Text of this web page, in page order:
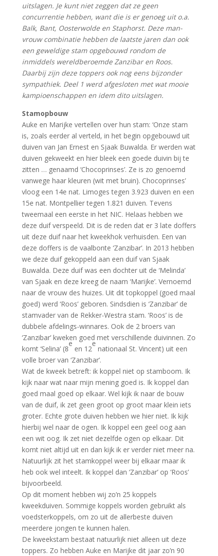
uitslagen. Je kunt niet zeggen dat ze geen
concurrentie hebben, want die is er genoeg uit o.a.
Balk, Bant, Oosterwolde en Staphorst. Deze man-
vrouw combinatie hebben de laatste jaren dan ook
een geweldige stam opgebouwd rondom de
inmiddels wereldberoemde Zanzibar en Roos.
Daarbij zijn deze toppers ook nog eens bijzonder
sympathiek. Deel 1 werd afgesloten met wat mooie
kampioenschappen en idem dito uitslagen.
Stamopbouw
Auke en Marijke vertellen over hun stam: ‘Onze stam
is, zoals eerder al verteld, in het begin opgebouwd uit
duiven van Jan Ernest en Sjaak Buwalda. Er werden wat
duiven gekweekt en hier bleek een goede duivin bij te
zitten … genaamd ‘Chocoprinses’. Ze is zo genoemd
vanwege haar kleuren (wit met bruin). Chocoprinses’
vloog een 14e nat. Limoges tegen 3.923 duiven en een
15e nat. Montpellier tegen 1.821 duiven. Tevens
tweemaal een eerste in het NIC. Helaas hebben we
deze duif verspeeld. Dit is de reden dat er 3 late doffers
uit deze duif naar het kweekhok verhuisden. Een van
deze doffers is de vaalbonte ‘Zanzibar’. In 2013 hebben
we deze duif gekoppeld aan een duif van Sjaak
Buwalda. Deze duif was een dochter uit de ‘Melinda’
van Sjaak en deze kreeg de naam ‘Marijke’. Vernoemd
naar de vrouw des huizes. Uit dit topkoppel (goed maal
goed) werd ‘Roos’ geboren. Sindsdien is ‘Zanzibar’ de
stamvader van de Rekker-Westra stam. ‘Roos’ is de
dubbele afdelings-winnares. Ook de 2 broers van
‘Zanzibar’ kweken goed met verschillende duivinnen. Zo
komt ‘Selina’ (8
e
en 12
e
nationaal St. Vincent) uit een
volle broer van ‘Zanzibar’.
Wat de kweek betreft: ik koppel niet op stamboom. Ik
kijk naar wat naar mijn mening goed is. Ik koppel dan
goed maal goed op elkaar. Wel kijk ik naar de bouw
van de duif, ik zet geen groot op groot maar klein iets
groter. Echte grote duiven hebben we hier niet. Ik kijk
hierbij wel naar de ogen. Ik koppel een geel oog aan
een wit oog. Ik zet niet dezelfde ogen op elkaar. Dit
komt niet altijd uit en dan kijk ik er verder niet meer na.
Natuurlijk zit het stamkoppel weer bij elkaar maar ik
heb ook wel inteelt. Ik koppel dan ‘Zanzibar’ op ‘Roos’
bijvoorbeeld.
Op dit moment hebben wij zo’n 25 koppels
kweekduiven. Sommige koppels worden gebruikt als
voedsterkoppels, om zo uit de allerbeste duiven
meerdere jongen te kunnen halen.
De kweekstam bestaat natuurlijk niet alleen uit deze
toppers. Zo hebben Auke en Marijke dit jaar zo’n 90